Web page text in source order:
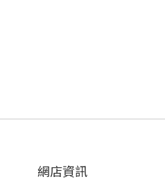
網店資訊